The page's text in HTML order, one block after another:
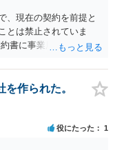
霊園等への納骨を検討
、現在の契約を前提と
とは禁止されていま
書に事業用として用い
せんが、提案するのは
作られた。
役にたった 1